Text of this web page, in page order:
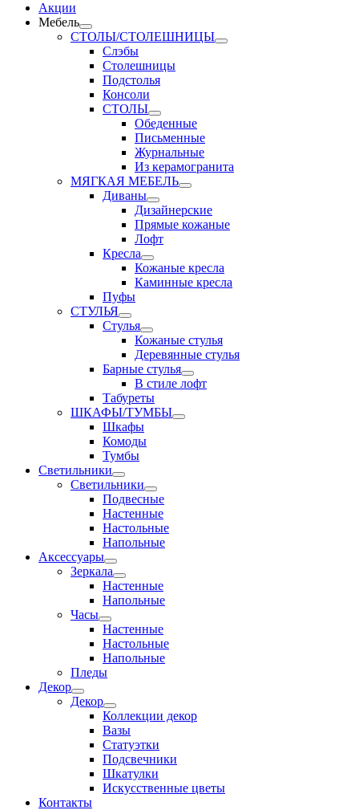
Акции
Мебель
СТОЛЫ/СТОЛЕШНИЦЫ
Слэбы
Столешницы
Подстолья
Консоли
СТОЛЫ
Обеденные
Письменные
Журнальные
Из керамогранита
МЯГКАЯ МЕБЕЛЬ
Диваны
Дизайнерские
Прямые кожаные
Лофт
Кресла
Кожаные кресла
Каминные кресла
Пуфы
СТУЛЬЯ
Стулья
Кожаные стулья
Деревянные стулья
Барные стулья
В стиле лофт
Табуреты
ШКАФЫ/ТУМБЫ
Шкафы
Комоды
Тумбы
Светильники
Светильники
Подвесные
Настенные
Настольные
Напольные
Аксессуары
Зеркала
Настенные
Напольные
Часы
Настенные
Настольные
Напольные
Пледы
Декор
Декор
Коллекции декор
Вазы
Статуэтки
Подсвечники
Шкатулки
Искусственные цветы
Контакты